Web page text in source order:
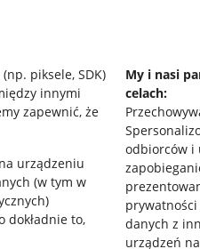
(np. piksele, SDK)
innymi
zapewnić, że
urządzeniu
(w tym w
dokładnie to,
My i nasi
celach:
odbiorców i
danych z
urządzeń